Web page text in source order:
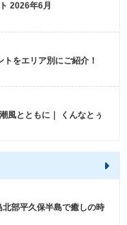
2026年6月
をエリア別にご紹介！
風とともに｜ くんなとぅ
部平久保半島で癒しの時